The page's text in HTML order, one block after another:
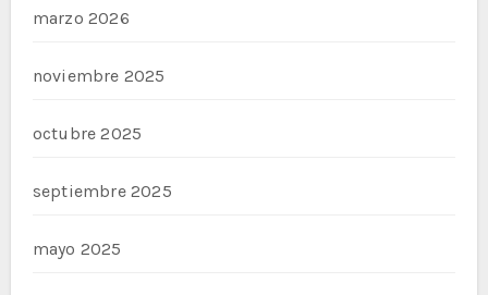
marzo 2026
noviembre 2025
octubre 2025
septiembre 2025
mayo 2025